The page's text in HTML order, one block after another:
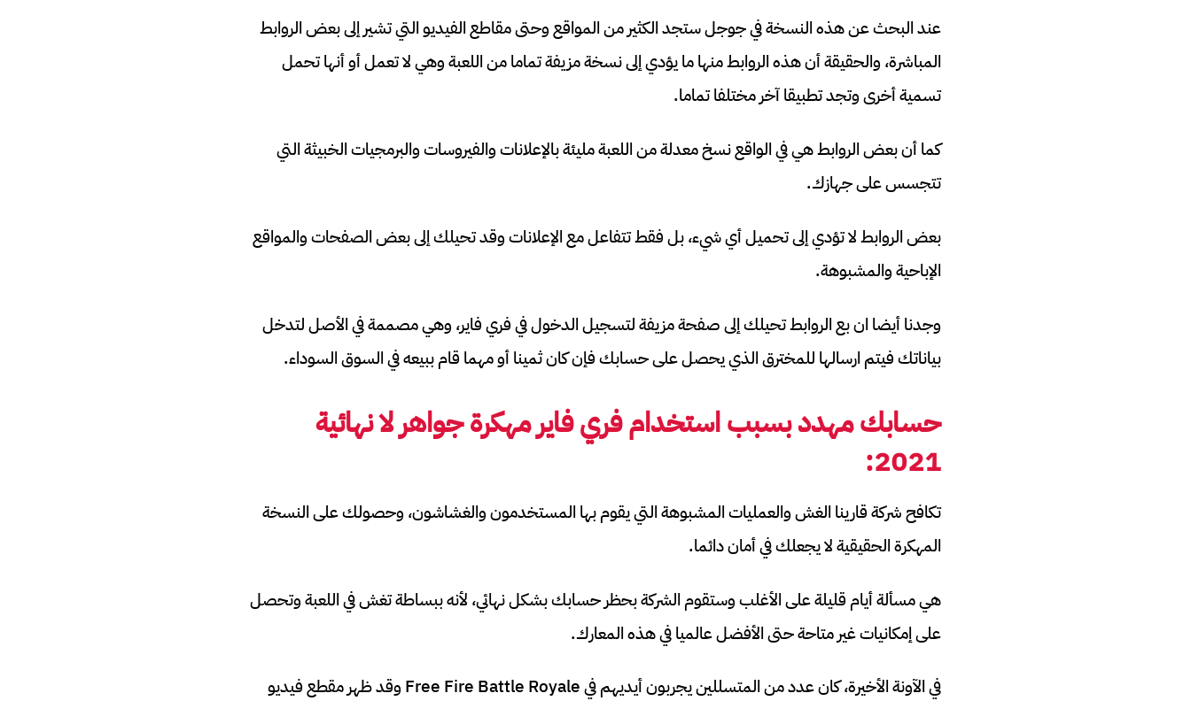
عند البحث عن هذه النسخة في جوجل ستجد الكثير من المواقع وحتى مقاطع الفيديو التي تشير إلى بعض الروابط
المباشرة، والحقيقة أن هذه الروابط منها ما يؤدي إلى نسخة مزيفة تماما من اللعبة وهي لا تعمل أو أنها تحمل
تسمية أخرى وتجد تطبيقا آخر مختلفا تماما.
كما أن بعض الروابط هي في الواقع نسخ معدلة من اللعبة مليئة بالإعلانات والفيروسات والبرمجيات الخبيثة التي
تتجسس على جهازك.
بعض الروابط لا تؤدي إلى تحميل أي شيء، بل فقط تتفاعل مع الإعلانات وقد تحيلك إلى بعض الصفحات والمواقع
الإباحية والمشبوهة.
وجدنا أيضا ان بع الروابط تحيلك إلى صفحة مزيفة لتسجيل الدخول في فري فاير، وهي مصممة في الأصل لتدخل
بياناتك فيتم ارسالها للمخترق الذي يحصل على حسابك فإن كان ثمينا أو مهما قام ببيعه في السوق السوداء.
حسابك مهدد بسبب استخدامفري فاير مهكرة جواهر لا نهائية
2021
:
تكافح شركة قارينا الغش والعمليات المشبوهة التي يقوم بها المستخدمون والغشاشون، وحصولك على النسخة
المهكرة الحقيقية لا يجعلك في أمان دائما.
هي مسألة أيام قليلة على الأغلب وستقوم الشركة بحظر حسابك بشكل نهائي، لأنه ببساطة تغش في اللعبة وتحصل
على إمكانيات غير متاحة حتى الأفضل عالميا في هذه المعارك.
في الآونة الأخيرة، كان عدد من المتسللين يجربون أيديهم في Free Fire Battle Royale وقد ظهر مقطع فيديو